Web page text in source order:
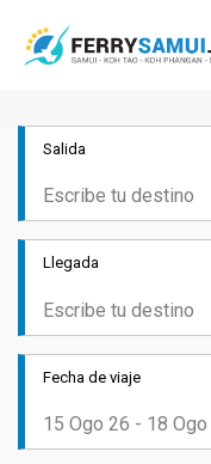
Salida
Llegada
Fecha de viaje